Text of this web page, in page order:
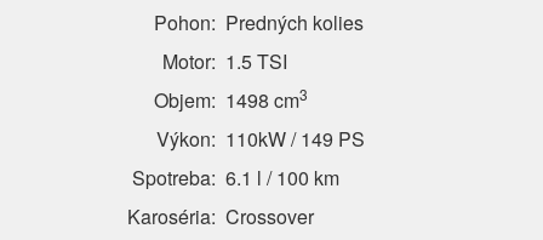
Pohon: Predných kolies
Motor: 1.5 TSI
Objem: 1498 cm3
Výkon: 110kW / 149 PS
Spotreba: 6.1 l / 100 km
Karoséria: Crossover